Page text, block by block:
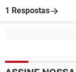
1 Respostas